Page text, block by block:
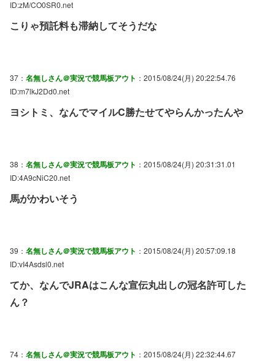
ID:zM/CO0SR0.net
こりゃ預託料も滞納してそうだな
37： 名無しさん＠実況で競馬板アウト ：2015/08/24(月) 20:22:54.76
ID:m7lkJ2Dd0.net
ヨシトミ、なんでマイルC勝たせてやらんかったんや
38： 名無しさん＠実況で競馬板アウト ：2015/08/24(月) 20:31:31.01
ID:4A9cNiC20.net
馬がかわいそう
39： 名無しさん＠実況で競馬板アウト ：2015/08/24(月) 20:57:09.18
ID:vI4Asdsl0.net
てか、なんでJRAはこんな宣伝丸出しの冠名許可した
ん？
74： 名無しさん＠実況で競馬板アウト ：2015/08/24(月) 22:32:44.67